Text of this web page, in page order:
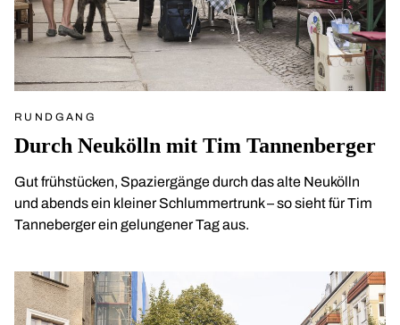
RUNDGANG
Durch Neukölln mit Tim Tannenberger
Gut frühstücken, Spaziergänge durch das alte Neukölln
und abends ein kleiner Schlummertrunk – so sieht für Tim
Tanneberger ein gelungener Tag aus.